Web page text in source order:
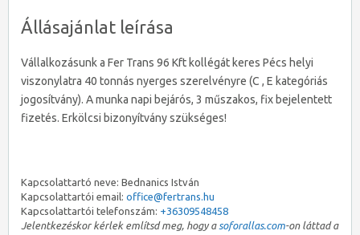
Állásajánlat leírása
Vállalkozásunk a Fer Trans 96 Kft kollégát keres Pécs helyi
viszonylatra 40 tonnás nyerges szerelvényre (C , E kategóriás
jogosítvány). A munka napi bejárós, 3 műszakos, fix bejelentett
fizetés. Erkölcsi bizonyítvány szükséges!
Kapcsolattartó neve: Bednanics István
Kapcsolattartói email: office@fertrans.hu
Kapcsolattartói telefonszám: +36309548458
Jelentkezéskor kérlek említsd meg, hogy a soforallas.com-on láttad a